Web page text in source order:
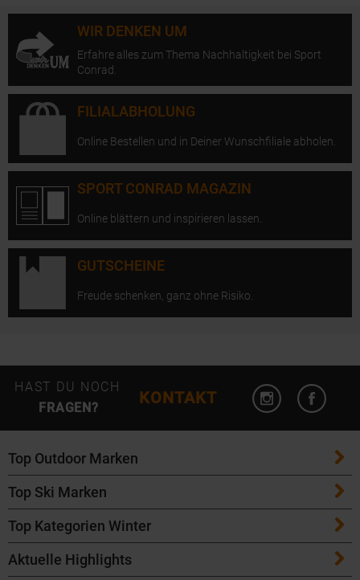
WIR DENKEN UM
Erfahre alles zum Thema Nachhaltigkeit bei Sport
Conrad.
FILIALABHOLUNG
Online Bestellen und in Deiner Wunschfiliale abholen.
SPORT CONRAD MAGAZIN
Online blättern und inspirieren lassen.
GUTSCHEINE
Freude schenken, ganz ohne Risiko.
HAST DU NOCH
FRAGEN?
KONTAKT
Instagram
Top Outdoor Marken
Patagonia
Maloja
Salomon
Top Ski Marken
ATK Bindungen
K2 Ski
Top Kategorien Winter
Ski
Aktuelle Highlights